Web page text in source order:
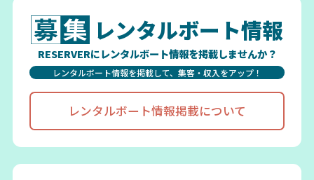
レンタルボート情報
RESERVERにレンタルボート情報を掲載しませんか？
レンタルボート情報を掲載して、集客・収入をアップ！
レンタルボート情報掲載について